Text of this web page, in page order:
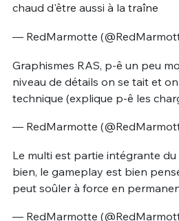
chaud d'être aussi à la traîne
— RedMarmotte
Graphismes RAS, p-ê un peu
niveau de détails on se tait et
technique (explique p-ê les
— RedMarmotte
Le multi est partie intégrante
bien, le gameplay est bien
peut soûler à force en
— RedMarmotte